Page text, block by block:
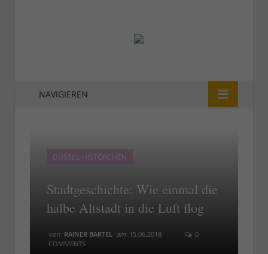
NAVIGIEREN
DÜSSEL-HISTÖRCHEN
Stadtgeschichte: Wie einmal die
halbe Altstadt in die Luft flog
von RAINER BARTEL am 15.06.2018
0
COMMENTS